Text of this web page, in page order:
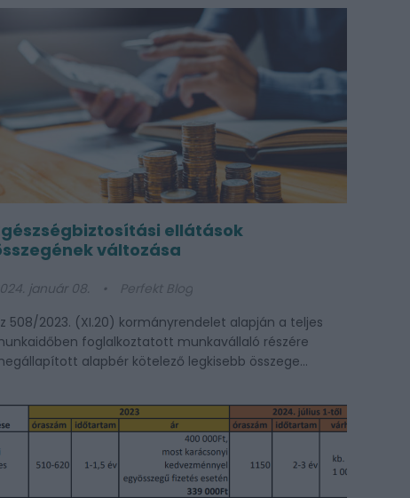
ellátások
változása
január 08.
Perfekt Blog
508/2023. (XI.20) kormányrendelet alapján a teljes
foglalkoztatott munkavállaló részére
alapbér kötelező legkisebb összege...